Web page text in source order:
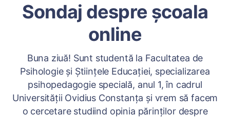
Sondaj despre școala
online
Buna ziuă! Sunt studentă la Facultatea de
Psihologie și Științele Educației, specializarea
psihopedagogie specială, anul 1, în cadrul
Universității Ovidius Constanța și vrem să facem
o cercetare studiind opinia părinților despre